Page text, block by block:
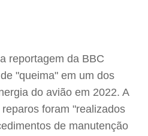
reportagem da BBC
"queima" em um dos
do avião em 2022. A
foram "realizados
de manutenção